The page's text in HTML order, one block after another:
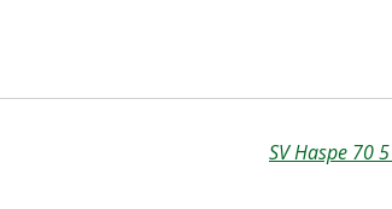
SV Haspe 70